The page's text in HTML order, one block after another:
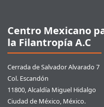
Centro Mexicano
la Filantropía A.C
Cerrada de Salvador Alvarado 7
Col. Escandón
11800, Alcaldía Miguel Hidalgo
Ciudad de México, México.